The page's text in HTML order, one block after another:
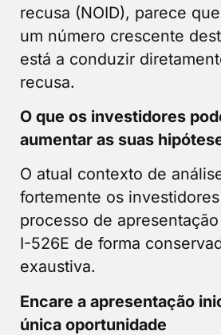
recusa (NOID), parece
um número crescente
está a conduzir
recusa.
O que os investidores
aumentar as suas
O atual contexto de
fortemente os
processo de
I-526E de forma
exaustiva.
Encare a apresentação
única oportunidade